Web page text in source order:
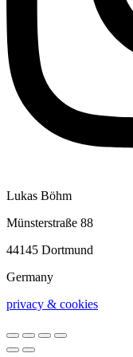
Lukas Böhm
Münsterstraße 88
44145 Dortmund
Germany
privacy & cookies